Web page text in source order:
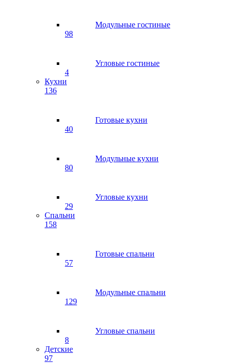
Модульные гостиные
98
Угловые гостиные
4
Кухни
136
Готовые кухни
40
Модульные кухни
80
Угловые кухни
29
Спальни
158
Готовые спальни
57
Модульные спальни
129
Угловые спальни
8
Детские
97